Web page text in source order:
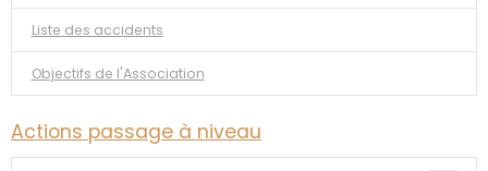
Liste des accidents
Objectifs de l'Association
Actions passage à niveau